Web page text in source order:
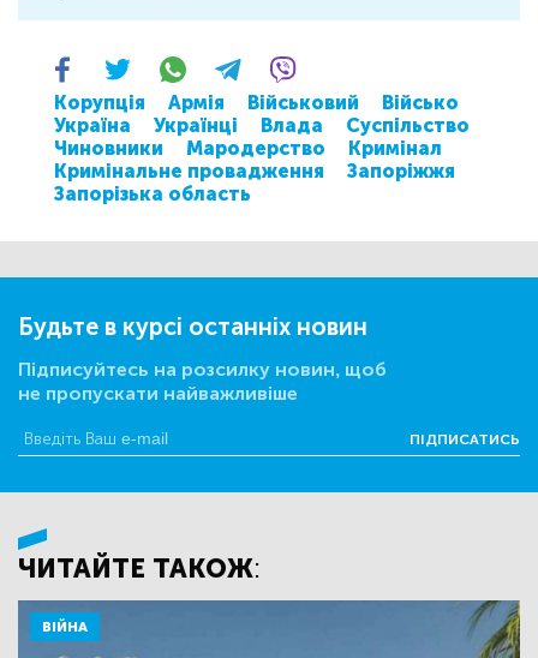
Корупція Армія Військовий
Військо
Україна
Українці Влада
Суспільство
Чиновники
Мародерство
Кримінал
Кримінальне провадження
Запоріжжя
Запорізька область
Будьте в курсі останніх новин
Підписуйтесь на розсилку новин, щоб
не пропускати найважливіше
ПІДПИСАТИСЬ
ЧИТАЙТЕ ТАКОЖ:
ВІЙНА